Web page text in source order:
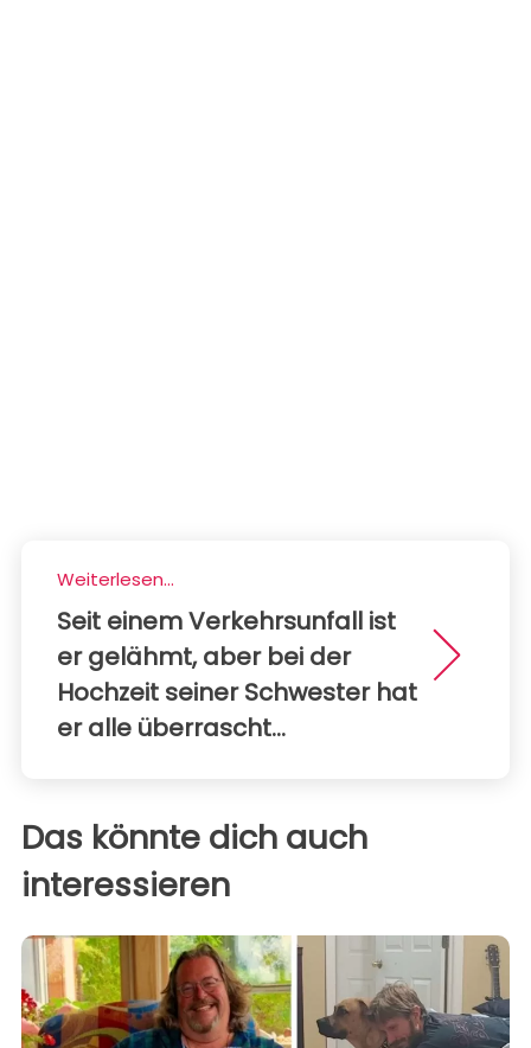
Weiterlesen...
Seit einem Verkehrsunfall ist
er gelähmt, aber bei der
Hochzeit seiner Schwester hat
er alle überrascht...
Das könnte dich auch
interessieren